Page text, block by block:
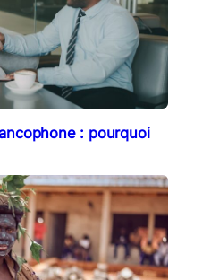
: pourquoi